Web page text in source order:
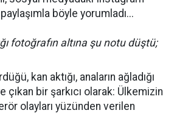
böyle yorumladı...
fotoğrafın altına şu notu düştü;
kan aktığı, anaların ağladığı
çıkan bir şarkıcı olarak: Ülkemizin
olayları yüzünden verilen